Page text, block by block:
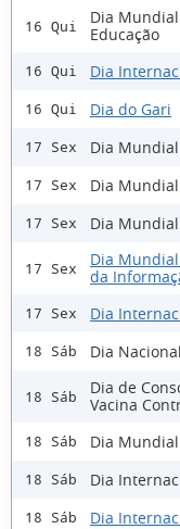
16 Qui
Dia
Educação
16 Qui Dia
16 Qui Dia do Gari
17 Sex Dia
17 Sex Dia
17 Sex Dia
17 Sex
Dia
da
17 Sex Dia
18 Sáb Dia
18 Sáb
Dia de
Vacina
18 Sáb Dia
18 Sáb Dia
18 Sáb Dia